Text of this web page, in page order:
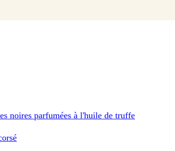
noires parfumées à l'huile de truffe